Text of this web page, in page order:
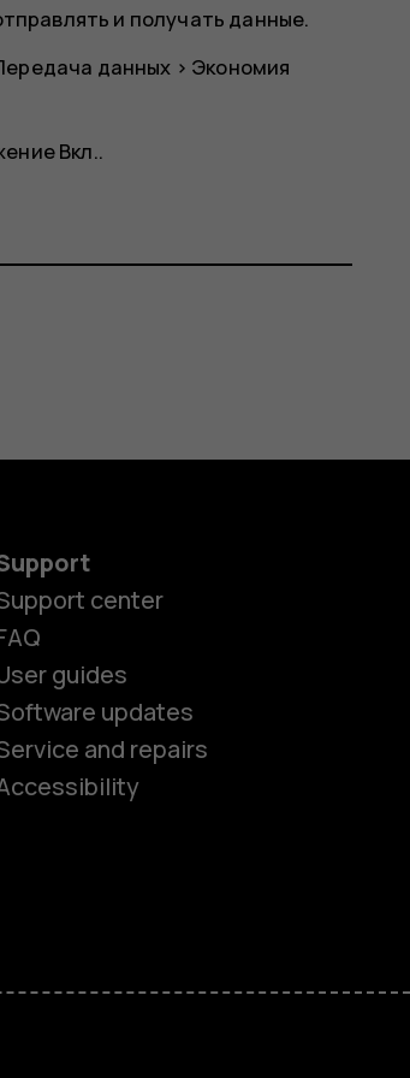
и получать данные.
данных > Экономия
Вкл..
center
guides
updates
and repairs